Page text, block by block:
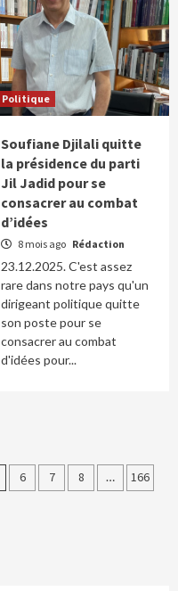
Politique
Soufiane Djilali quitte
la présidence du parti
Jil Jadid pour se
consacrer au combat
d’idées
8 mois ago Rédaction
23.12.2025. C'est assez
rare dans notre pays qu'un
dirigeant politique quitte
son poste pour se
consacrer au combat
d'idées pour...
6 7 8 …
166